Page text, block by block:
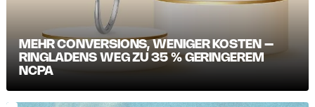
MEHR CONVERSIONS, WENIGER KOSTEN –
RINGLADENS WEG ZU 35 % GERINGEREM
NCPA